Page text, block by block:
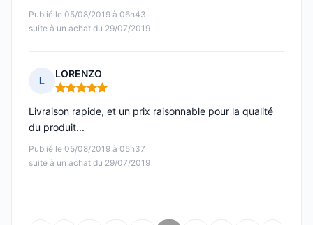
Publié le 05/08/2019 à 06h43
suite à un achat du 29/07/2019
L
LORENZO
Note : 5 sur 5
Publié le 05/08/2019 à 05h37
suite à un achat du 29/07/2019
Livraison rapide, et un prix raisonnable pour la qualité
du produit...